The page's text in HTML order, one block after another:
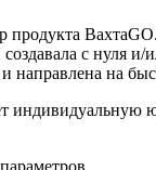
продукта
с нуля
на